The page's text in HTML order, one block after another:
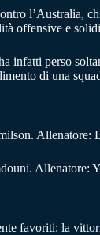
l’Australia,
offensive e
perso
di una
Allenatore:
Allenatore:
favoriti: la